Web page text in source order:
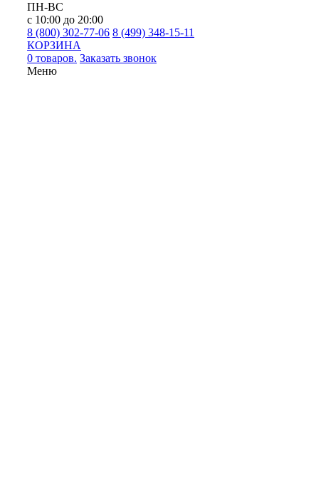
ПН-ВС
с 10:00 до 20:00
8 (800) 302-77-06 8 (499) 348-15-11
КОРЗИНА
0 товаров. Заказать звонок
Меню